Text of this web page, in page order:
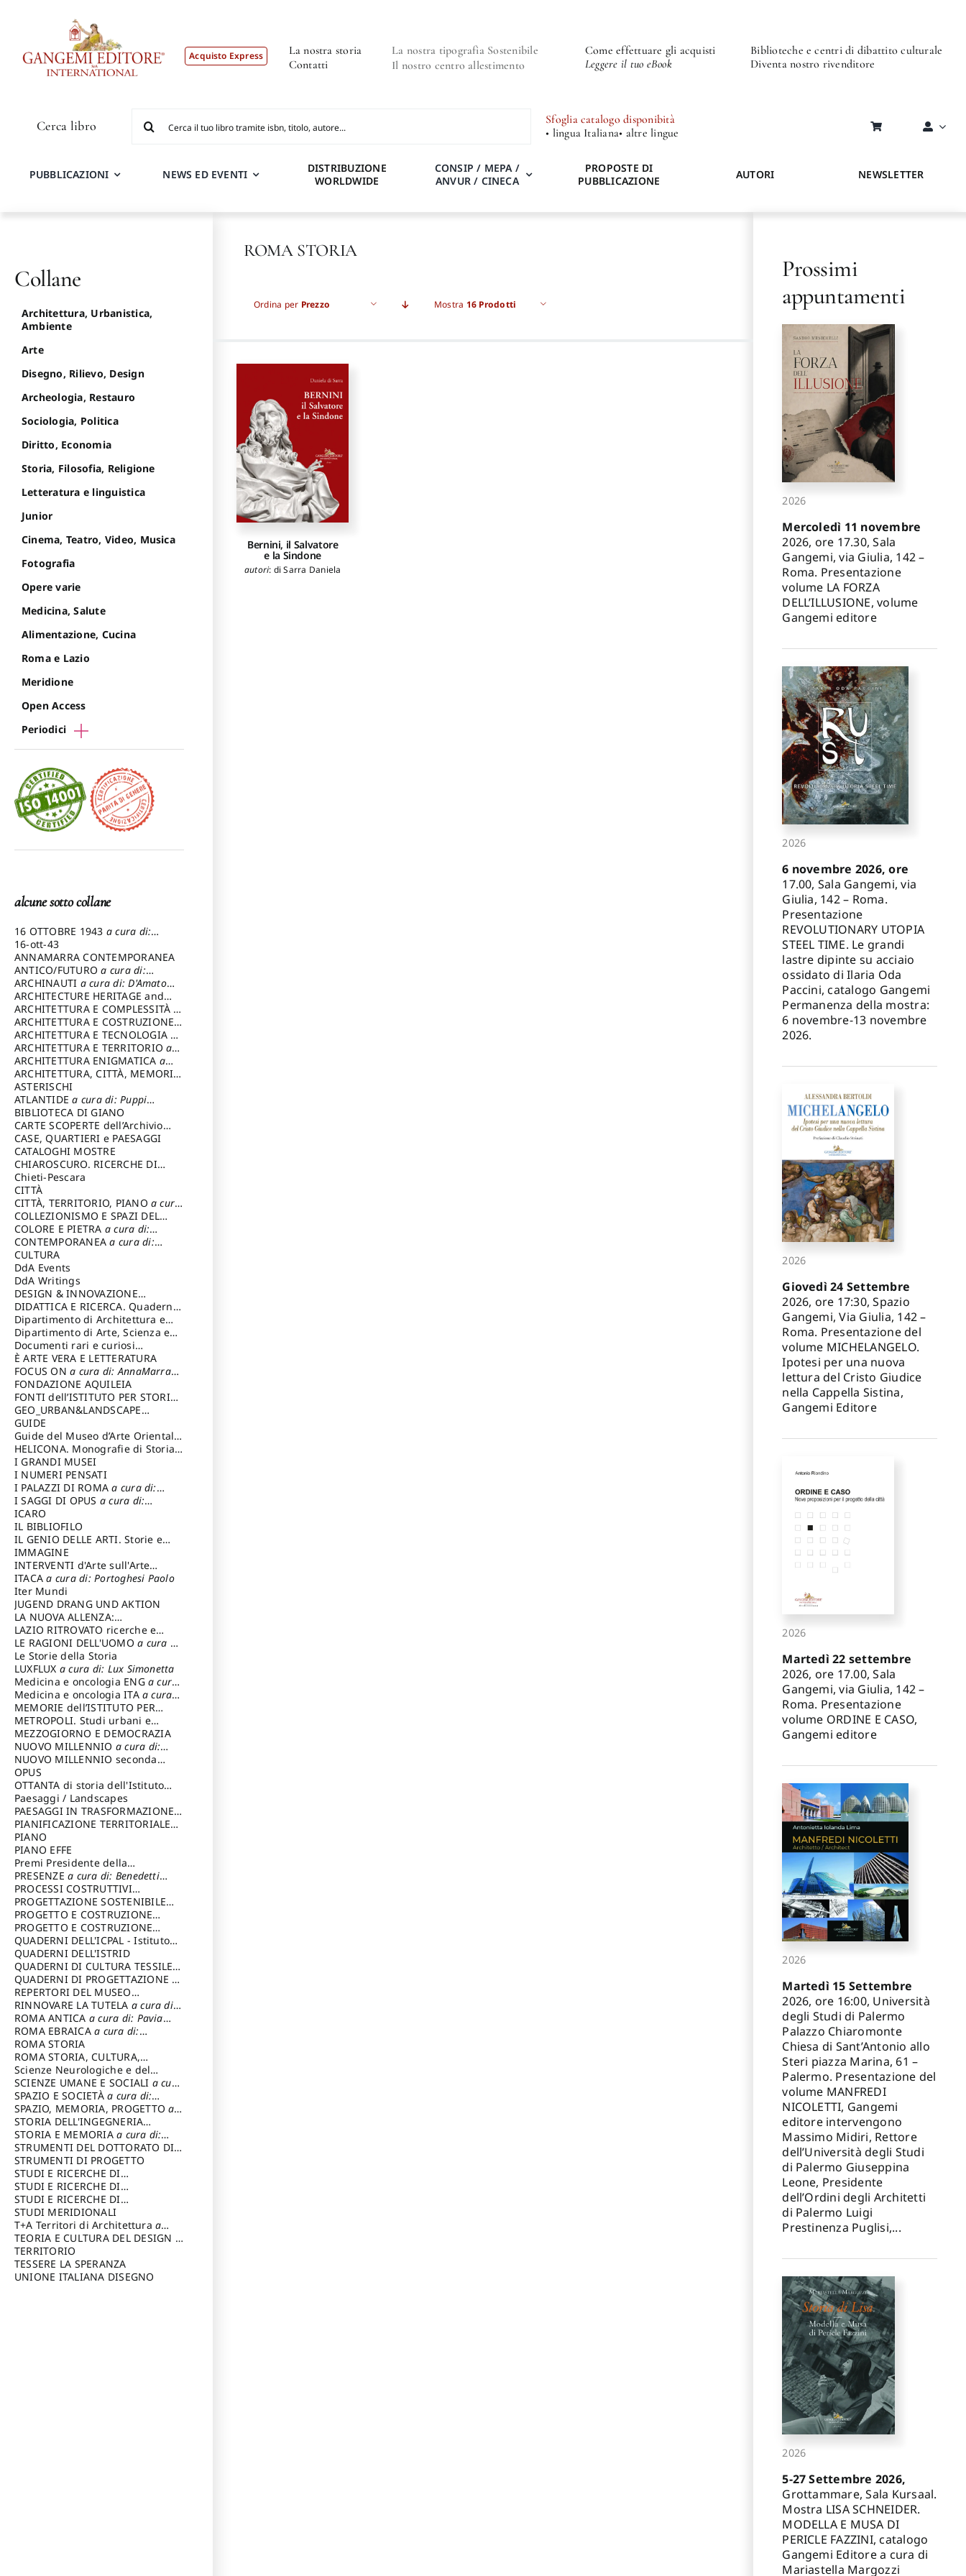
Acquisto Express
La nostra storia
Contatti
La nostra tipografia Sostenibile
Il nostro centro allestimento
Come effettuare gli acquisti
Leggere il tuo eBook
Biblioteche e centri di dibattito culturale
Diventa nostro rivenditore
Cerca libro
per:
Sfoglia catalogo disponibità
• lingua Italiana• altre lingue
PUBBLICAZIONI NEWS ED EVENTI
DISTRIBUZIONE
WORLDWIDE
CONSIP / MEPA /
ANVUR / CINECA
PROPOSTE DI
PUBBLICAZIONE
AUTORI NEWSLETTER
ROMA STORIA
Ordina per Prezzo Mostra 16 Prodotti
Bernini, il Salvatore
e la Sindone
autori: di Sarra Daniela
Collane
Architettura, Urbanistica,
Ambiente
Arte
Disegno, Rilievo, Design
Archeologia, Restauro
Sociologia, Politica
Diritto, Economia
Storia, Filosofia, Religione
Letteratura e linguistica
Junior
Cinema, Teatro, Video, Musica
Fotografia
Opere varie
Medicina, Salute
Alimentazione, Cucina
Roma e Lazio
Meridione
Open Access
Periodici
alcune sotto collane
16 OTTOBRE 1943 a cura di:
Pezzetti Marcello
16-ott-43
ANNAMARRA CONTEMPORANEA
ANTICO/FUTUROa cura di:
Varagnoli Claudio
ARCHINAUTI a cura di: D'Amato
Claudio
ARCHITECTURE HERITAGE and
DESIGN
ARCHITETTURA E COMPLESSITÀ a
cura di: Piva Antonio
ARCHITETTURA E COSTRUZIONEa
cura di: Poretti Sergio
ARCHITETTURA E TECNOLOGIA a
cura di: Carrara Gianfranco
ARCHITETTURA E TERRITORIOa
cura di: Pietrogrande Enrico
ARCHITETTURA ENIGMATICA a
cura di: Lenci Ruggero
ARCHITETTURA, CITTÀ, MEMORIA
a cura di: Valeriani Enrico
ASTERISCHI
ATLANTIDEa cura di: Puppi
Lionello
BIBLIOTECA DI GIANO
CARTE SCOPERTE dell’Archivio
Storico Capitolino
CASE, QUARTIERI e PAESAGGI
CATALOGHI MOSTRE
CHIAROSCURO. RICERCHE DI
STORIA E STORIA DELL'ARTE
cura di: Di Carpegna Falconieri
Tommaso
Chieti-Pescara
CITTÀ
CITTÀ, TERRITORIO, PIANO a cura
di: Imbesi Giuseppe
COLLEZIONISMO E SPAZI DEL
COLLEZIONISMO a cura di:
Magnani Lauro
COLORE E PIETRA a cura di:
Selvaggi Giuseppe
CONTEMPORANEAa cura di:
Gubinelli Luna
CULTURA
DdA Events
DdA Writings
DESIGN & INNOVAZIONE
TECNOLOGICAa cura di: Vallicelli
Andrea
DIDATTICA E RICERCA. Quaderni
della Scuola
Dipartimento di Architettura e
Analisi della Città Mediterranea
Dipartimento di Arte, Scienza e
Tecnica del Costuire
Documenti rari e curiosi
dall'Archivio Segreto
È ARTE VERA E LETTERATURA
FOCUS ONa cura di: AnnaMarra
Contemporanea
FONDAZIONE AQUILEIA
FONTI dell’ISTITUTO PER STORIA
DEL RISORGIMENTO
GEO_URBAN&LANDSCAPE
PLANNING (GULP)
Trusiani Elio
GUIDE
Guide del Museo d’Arte Orientale
“Giuseppe Tucci”
HELICONA. Monografie di Storia
dell'Artea cura di: Gallo Marco
I GRANDI MUSEI
I NUMERI PENSATI
I PALAZZI DI ROMAa cura di:
Ippoliti Alessandro
I SAGGI DI OPUS a cura di:
Scalesse Tommaso
ICARO
IL BIBLIOFILO
IL GENIO DELLE ARTI. Storie e
interpretazione
IMMAGINE
INTERVENTI d'Arte sull'Arte
dedicata alla cultura della
conservazione d’arte
Fondazione Paola Droghetti onlus
ITACAa cura di: Portoghesi Paolo
Iter Mundi
JUGEND DRANG UND AKTION
LA NUOVA ALLENZA:
ARCHITETTURA & AMBIENTE
LAZIO RITROVATO ricerche e
restauri
LE RAGIONI DELL'UOMOa cura di:
Lombardi Satriani Luigi
Le Storie della Storia
LUXFLUX a cura di: Lux Simonetta
Medicina e oncologia ENG a cura
di: Lopez Massimo
Medicina e oncologia ITA a cura
di: Lopez Massimo
MEMORIE dell’ISTITUTO PER
STORIA DEL RISORGIMENTO
METROPOLI. Studi urbani e
regionali
MEZZOGIORNO E DEMOCRAZIA
NUOVO MILLENNIO a cura di:
Capaldo Pellegrino
NUOVO MILLENNIO seconda
serie
Francesco
OPUS
OTTANTA di storia dell'Istituto
storia dell’Istitutoa cura di:
Cavalieri Patrizia
Paesaggi / Landscapes
PAESAGGI IN TRASFORMAZIONEa
cura di: Corti Enrico A.
PIANIFICAZIONE TERRITORIALE
URBANISTICA ED AMBIENTALE
cura di: Costa Enrico
PIANO
PIANO EFFE
Premi Presidente della
Repubblica
PRESENZEa cura di: Benedetti
Sandro
PROCESSI COSTRUTTIVI
DELL'ARCHITETTURAa cura di:
Ippoliti Alessandro
PROGETTAZIONE SOSTENIBILE
PARTECIPATA
PROGETTO E COSTRUZIONE
DELL’ARCHITETTURA
PROGETTO E COSTRUZIONE
SOSTENIBILE
QUADERNI DELL'ICPAL - Istituto
centrale per il restauro e la
conservazione del patrimonio
archivistico e librario
QUADERNI DELL'ISTRID
QUADERNI DI CULTURA TESSILEa
cura di: Crispolti Livia
QUADERNI DI PROGETTAZIONE a
cura di: Giura Longo Tommaso
REPERTORI DEL MUSEO
CENTRALE DEL RISORGIMENTOa
cura di: Pizzo Marco
RINNOVARE LA TUTELA a cura di:
Cicalò Enrico
ROMA ANTICA a cura di: Pavia
Carlo
ROMA EBRAICAa cura di:
Procaccia Claudio
ROMA STORIA
ROMA STORIA, CULTURA,
IMMAGINEa cura di: Fagiolo
Marcello
Scienze Neurologiche e del
Comportamento
SCIENZE UMANE E SOCIALI a cura
di: Iannizzi Salvatore
SPAZIO E SOCIETÀa cura di:
Cassetti Roberto
SPAZIO, MEMORIA, PROGETTOa
cura di: Rossi Massimo
STORIA DELL'INGEGNERIA
STRUTTURALE IN ITALIAa cura di:
Poretti Sergio
STORIA E MEMORIAa cura di:
Rossi Lauro
STRUMENTI DEL DOTTORATO DI
RICERCA IN RILIEVO E
RAPPRESENTAZIONE
DELL’ARCHITETTURA E
DELL’AMBIENTEa cura di: Migliari
Riccardo
STRUMENTI DI PROGETTO
STUDI E RICERCHE DI
ARCHEOLOGIA IN SICILIA
di: Pelagatti Paola
STUDI E RICERCHE DI
ARCHITETTURA del Dipartimento
di Architettura Università degli
Studi G. d' Annunzio
STUDI E RICERCHE DI
ARCHITETTURA del Dipartimento
di Architettura Università degli
Studi G. d' Annunzio, Chieti-
Pescaraa cura di: Fusero Paolo
STUDI MERIDIONALI
T+A Territori di Architetturaa
cura di: Ramazzotti Luigi
TEORIA E CULTURA DEL DESIGN a
cura di: Furlanis Giuseppe
TERRITORIO
TESSERE LA SPERANZA
UNIONE ITALIANA DISEGNO
Prossimi
appuntamenti
2026
Mercoledì 11 novembre
2026, ore 17.30, Sala
Gangemi, via Giulia, 142 –
Roma. Presentazione
volume LA FORZA
DELL’ILLUSIONE, volume
Gangemi editore
2026
6 novembre 2026, ore
17.00, Sala Gangemi, via
Giulia, 142 – Roma.
Presentazione
REVOLUTIONARY UTOPIA
STEEL TIME. Le grandi
lastre dipinte su acciaio
ossidato di Ilaria Oda
Paccini, catalogo Gangemi
Permanenza della mostra:
6 novembre-13 novembre
2026.
2026
Giovedì 24 Settembre
2026, ore 17:30, Spazio
Gangemi, Via Giulia, 142 –
Roma. Presentazione del
volume MICHELANGELO.
Ipotesi per una nuova
lettura del Cristo Giudice
nella Cappella Sistina,
Gangemi Editore
2026
Martedì 22 settembre
2026, ore 17.00, Sala
Gangemi, via Giulia, 142 –
Roma. Presentazione
volume ORDINE E CASO,
Gangemi editore
2026
Martedì 15 Settembre
2026, ore 16:00, Università
degli Studi di Palermo
Palazzo Chiaromonte
Chiesa di Sant’Antonio allo
Steri piazza Marina, 61 –
Palermo. Presentazione del
volume MANFREDI
NICOLETTI, Gangemi
editore intervengono
Massimo Midiri, Rettore
dell’Università degli Studi
di Palermo Giuseppina
Leone, Presidente
dell’Ordini degli Architetti
di Palermo Luigi
Prestinenza Puglisi,...
2026
5-27 Settembre 2026,
Grottammare, Sala Kursaal.
Mostra LISA SCHNEIDER.
MODELLA E MUSA DI
PERICLE FAZZINI, catalogo
Gangemi Editore a cura di
Mariastella Margozzi